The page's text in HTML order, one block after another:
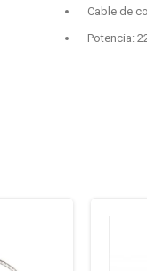
Cable de
Potencia: